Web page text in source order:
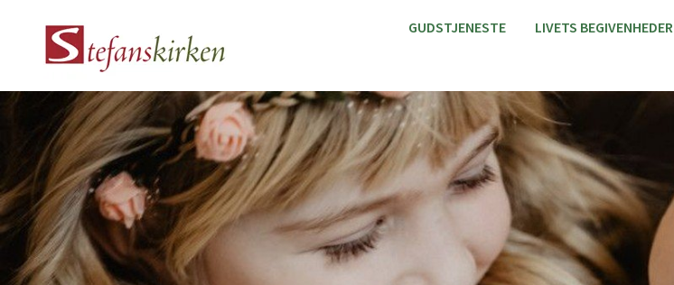
GUDSTJENESTE LIVETS BEGIVENHEDER